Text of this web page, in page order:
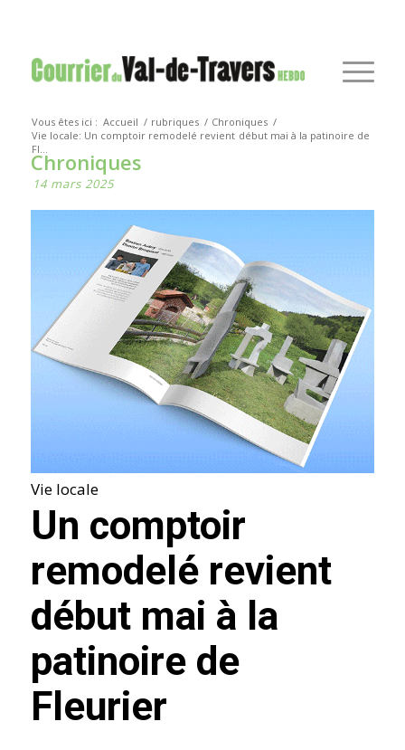
Vous êtes ici : Accueil / rubriques / Chroniques /
Vie locale: Un comptoir remodelé revient début mai à la patinoire de
Fl...
Chroniques
14 mars 2025
Vie locale
Un comptoir
remodelé revient
début mai à la
patinoire de
Fleurier